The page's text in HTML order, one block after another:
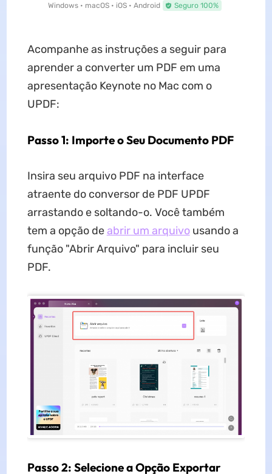
Windows • macOS • iOS • Android Seguro 100%
Acompanhe as instruções a seguir para
aprender a converter um PDF em uma
apresentação Keynote no Mac com o
UPDF:
Passo 1: Importe o Seu Documento PDF
Insira seu arquivo PDF na interface
atraente do conversor de PDF UPDF
arrastando e soltando-o. Você também
tem a opção deabrir um arquivousando a
função "Abrir Arquivo" para incluir seu
PDF.
Passo 2: Selecione a Opção Exportar